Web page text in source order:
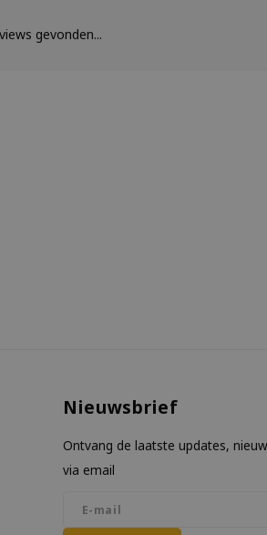
gevonden...
Nieuwsbrief
Ontvang de laatste updates,
via email